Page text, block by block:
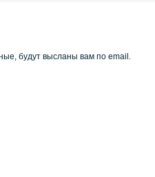
будут высланы вам по email.